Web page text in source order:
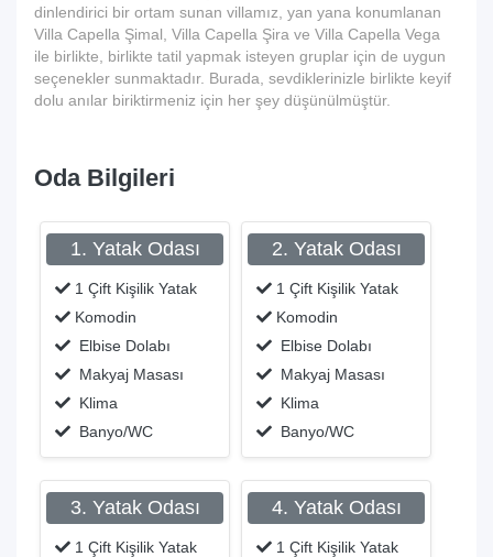
dinlendirici bir ortam sunan villamız, yan yana konumlanan
Villa Capella Şimal, Villa Capella Şira ve Villa Capella Vega
ile birlikte, birlikte tatil yapmak isteyen gruplar için de uygun
seçenekler sunmaktadır. Burada, sevdiklerinizle birlikte keyif
dolu anılar biriktirmeniz için her şey düşünülmüştür.
Oda Bilgileri
1. Yatak Odası
1 Çift Kişilik Yatak
Komodin
Elbise Dolabı
Makyaj Masası
Klima
Banyo/WC
2. Yatak Odası
1 Çift Kişilik Yatak
Komodin
Elbise Dolabı
Makyaj Masası
Klima
Banyo/WC
3. Yatak Odası
1 Çift Kişilik Yatak
4. Yatak Odası
1 Çift Kişilik Yatak